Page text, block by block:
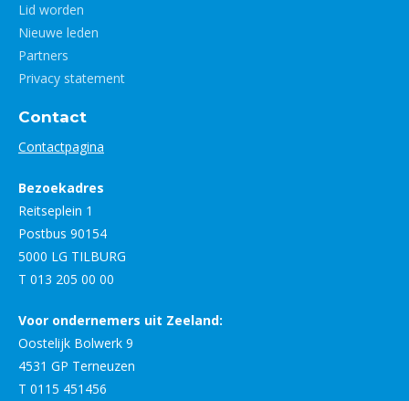
Lid worden
Nieuwe leden
Partners
Privacy statement
Contact
Contactpagina
Bezoekadres
Reitseplein 1
Postbus 90154
5000 LG TILBURG
T 013 205 00 00
Voor ondernemers uit Zeeland:
Oostelijk Bolwerk 9
4531 GP Terneuzen
T 0115 451456